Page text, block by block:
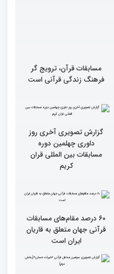
مسابقات قرآن، ترویج گر
فرهنگ زندگی قرآنی است
گزارش تصویری آخری روز
مسابقات بین المللی قران
کریم